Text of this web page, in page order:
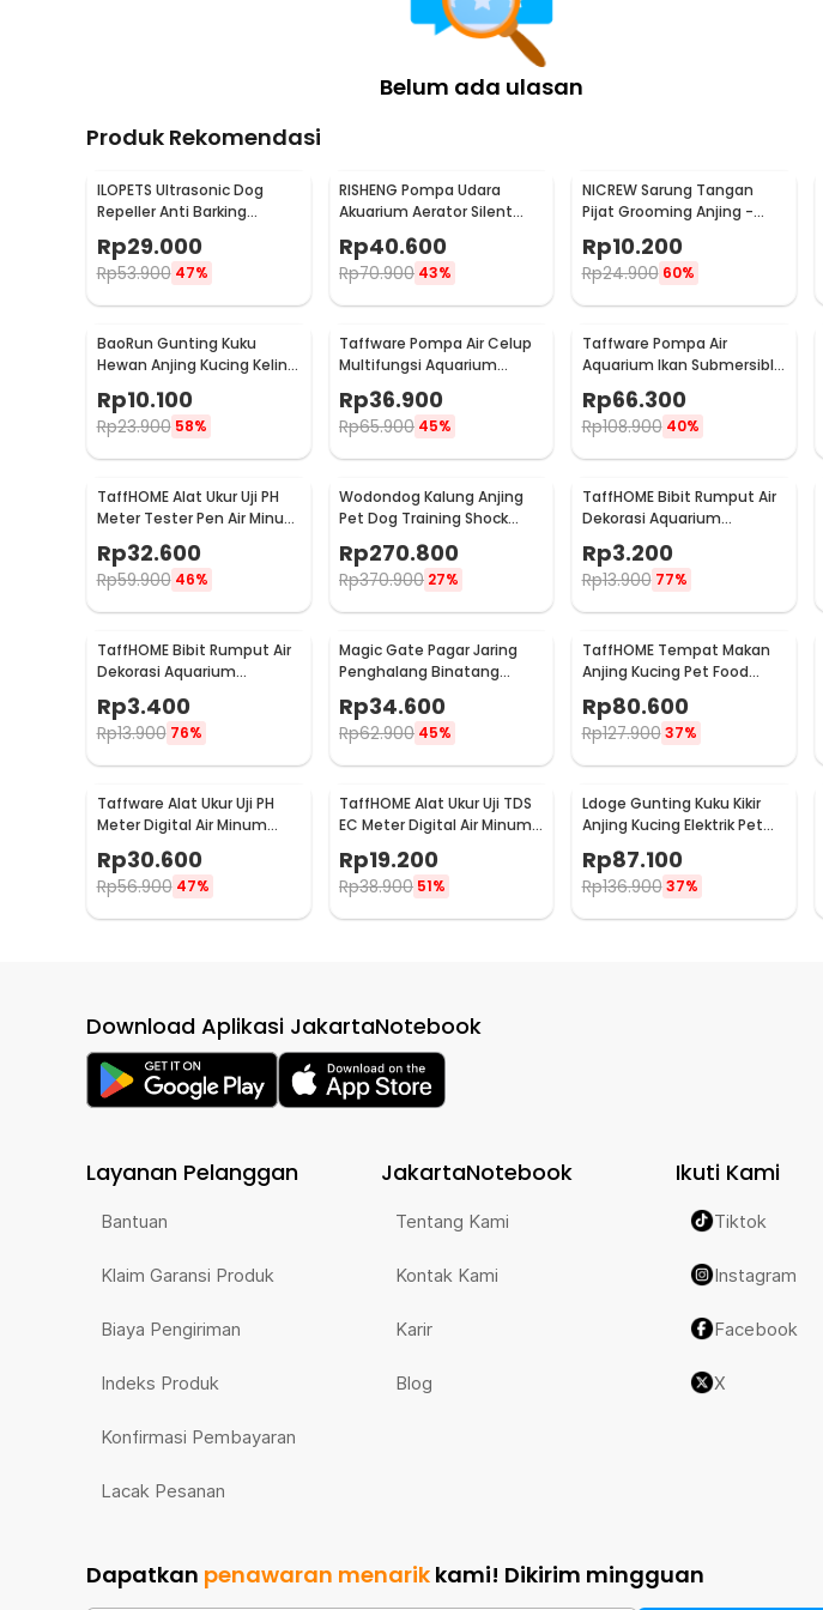
Belum ada ulasan
Produk Rekomendasi
ILOPETS Ultrasonic Dog
Repeller Anti Barking
Rp29.000
Rp53.900 47%
RISHENG Pompa Udara
Akuarium Aerator Silent
Hemat Energi 2.4W - RS-511
Rp40.600
Rp70.900 43%
NICREW Sarung Tangan
Pijat Grooming Anjing -
Rp10.200
Rp24.900 60%
BaoRun Gunting Kuku
Hewan Anjing Kucing Kelinci
Rp10.100
Rp23.900 58%
Taffware Pompa Air Celup
Multifungsi Aquarium
Submersible Pump 12V -
QR30E
Rp36.900
Rp65.900 45%
Taffware Pompa Air
Aquarium Ikan Submersible
Pump 12V 22W - 12V5M
Rp66.300
Rp108.900 40%
TaffHOME Alat Ukur Uji PH
Meter Tester Pen Air Minum
Akuarium - PH-009
Rp32.600
Rp59.900 46%
Wodondog Kalung Anjing
Pet Dog Training Shock
Collar Stop Barking 800M -
JXG0031
Rp270.800
Rp370.900 27%
TaffHOME Bibit Rumput Air
Dekorasi Aquarium
Landscape Ornament 10g
Big Leaf - H0027
Rp3.200
Rp13.900 77%
TaffHOME Bibit Rumput Air
Dekorasi Aquarium
Landscape Ornament 10g
Love Grass - H0027
Rp3.400
Rp13.900 76%
Magic Gate Pagar Jaring
Penghalang Binatang
Portable Pet Mesh Fence -
TV1
Rp34.600
Rp62.900 45%
TaffHOME Tempat Makan
Anjing Kucing Pet Food
Dispenser - PET0640
Rp80.600
Rp127.900 37%
Taffware Alat Ukur Uji PH
Meter Digital Air Minum
Akuarium Tester - PH02
Rp30.600
Rp56.900 47%
TaffHOME Alat Ukur Uji TDS
EC Meter Digital Air Minum
Rp19.200
Rp38.900 51%
Ldoge Gunting Kuku Kikir
Anjing Kucing Elektrik Pet
Nail Grinder - LX01
Rp87.100
Rp136.900 37%
Download Aplikasi JakartaNotebook
Layanan Pelanggan
Bantuan
Klaim Garansi Produk
Biaya Pengiriman
Indeks Produk
Konfirmasi Pembayaran
Lacak Pesanan
JakartaNotebook
Tentang Kami
Kontak Kami
Karir
Blog
Ikuti Kami
Tiktok
Instagram
Facebook
X
Dapatkan penawaran menarik kami! Dikirim mingguan